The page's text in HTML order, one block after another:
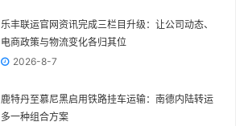
乐丰联运官网资讯完成三栏目升级：让公司动态、
电商政策与物流变化各归其位
2026-8-7
鹿特丹至慕尼黑启用铁路挂车运输：南德内陆转运
多一种组合方案